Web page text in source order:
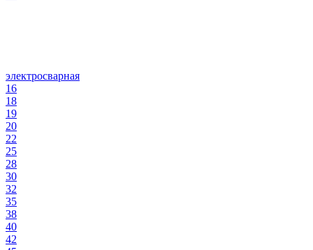
электросварная
16
18
19
20
22
25
28
30
32
35
38
40
42